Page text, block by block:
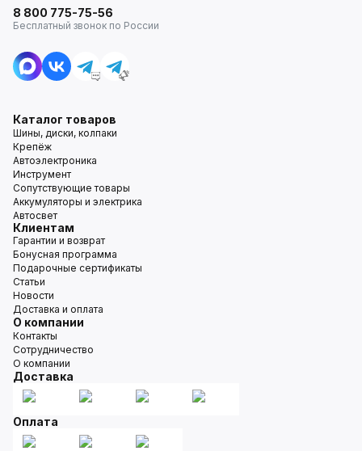
8 800 775-75-56
Бесплатный звонок по России
Каталог товаров
Шины, диски, колпаки
Крепёж
Автоэлектроника
Инструмент
Сопутствующие товары
Аккумуляторы и электрика
Автосвет
Клиентам
Гарантии и возврат
Бонусная программа
Подарочные сертификаты
Статьи
Новости
Доставка и оплата
О компании
Контакты
Сотрудничество
О компании
Доставка
Оплата